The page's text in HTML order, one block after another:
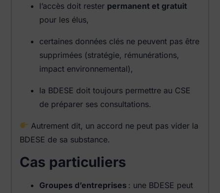
l’accès doit rester permanent et gratuit
pour les élus,
certaines données clés ne peuvent pas être
supprimées (stratégie, rémunérations,
impact environnemental),
la BDESE doit toujours permettre au CSE
de préparer ses consultations.
Autrement dit, un accord ne peut pas vider la
BDESE de sa substance.
Cas particuliers
Groupes d’entreprises : une BDESE peut